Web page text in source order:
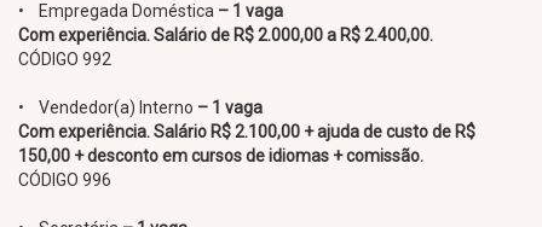
• Empregada Doméstica – 1 vaga
Com experiência. Salário de R$ 2.000,00 a R$ 2.400,00.
CÓDIGO 992
• Vendedor(a) Interno – 1 vaga
Com experiência. Salário R$ 2.100,00 + ajuda de custo de R$
150,00 + desconto em cursos de idiomas + comissão.
CÓDIGO 996